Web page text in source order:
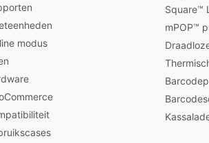
modus
Square™
mPOP™